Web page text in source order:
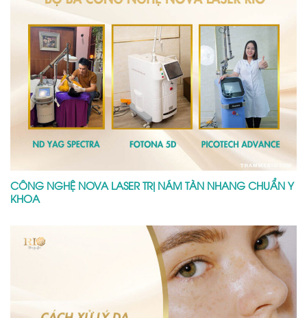
CÔNG NGHỆ NOVA LASER TRỊ NÁM TÀN NHANG CHUẨN Y
KHOA